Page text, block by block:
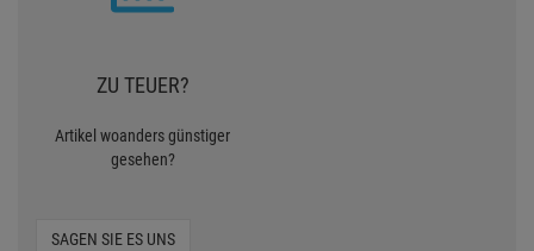
ZU TEUER?
Artikel woanders günstiger
gesehen?
SAGEN SIE ES UNS